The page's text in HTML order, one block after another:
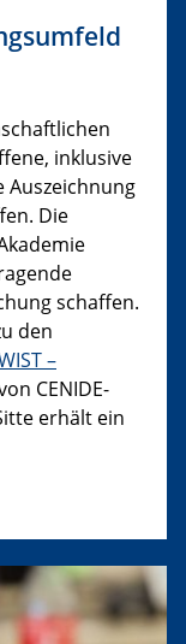
inklusive
Auszeichnung
Die
schaffen.
den
–
CENIDE-
erhält ein